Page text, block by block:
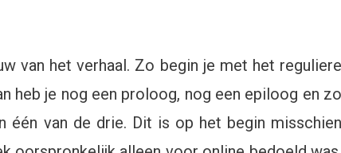
van het verhaal. Zo begin je met het reguliere
heb je nog een proloog, nog een epiloog en zo
één van de drie. Dit is op het begin misschien